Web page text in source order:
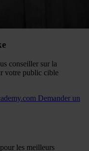
conseiller sur la
votre public cible
Demander un
les meilleurs